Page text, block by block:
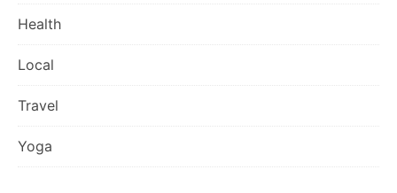
Health
Local
Travel
Yoga